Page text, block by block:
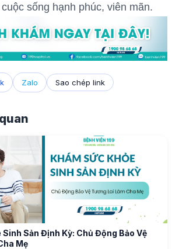
sống hạnh phúc, viên mãn.
Zalo Sao chép link
Sản Định Kỳ: Chủ Động Bảo Vệ
Mẹ